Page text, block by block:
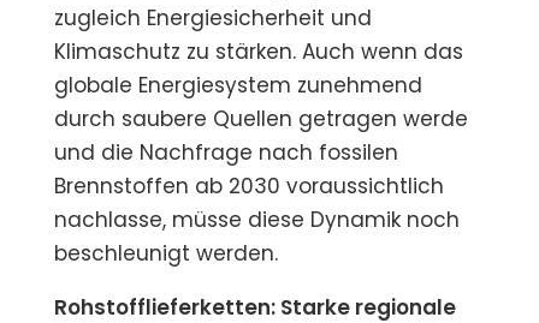
zugleich Energiesicherheit und
Klimaschutz zu stärken. Auch wenn das
globale Energiesystem zunehmend
durch saubere Quellen getragen werde
und die Nachfrage nach fossilen
Brennstoffen ab 2030 voraussichtlich
nachlasse, müsse diese Dynamik noch
beschleunigt werden.
Rohstofflieferketten: Starke regionale